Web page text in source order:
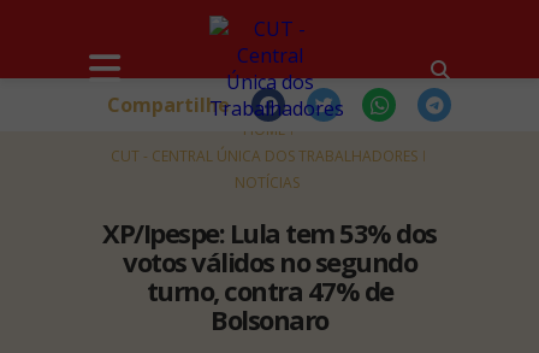
HOME
CUT - CENTRAL ÚNICA DOS TRABALHADORES
NOTÍCIAS
XP/Ipespe: Lula tem 53% dos
votos válidos no segundo
turno, contra 47% de
Bolsonaro
Compartilhe